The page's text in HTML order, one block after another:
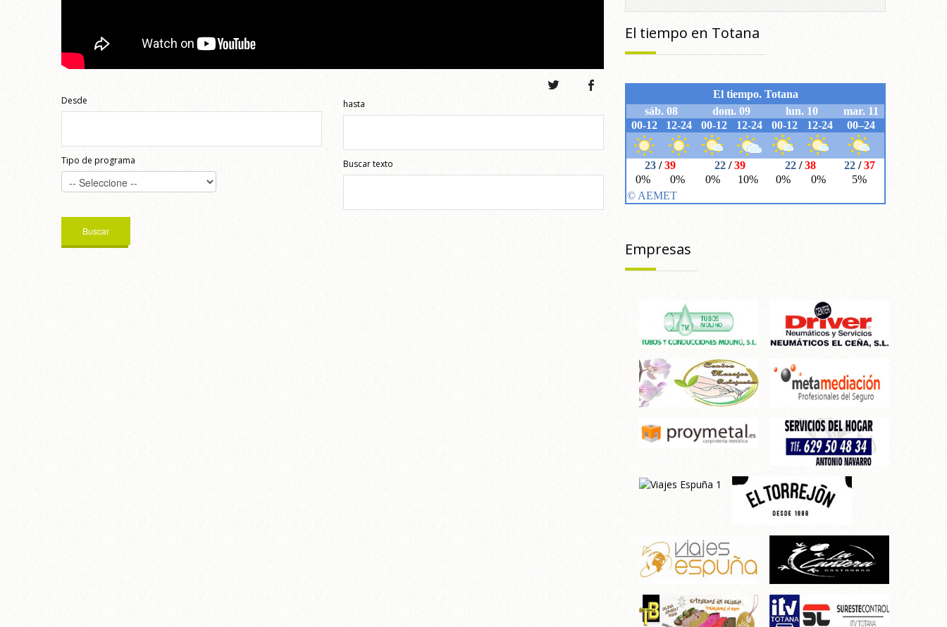
Desde
Tipo de programa
hasta
Buscar texto
El tiempo en Totana
Empresas